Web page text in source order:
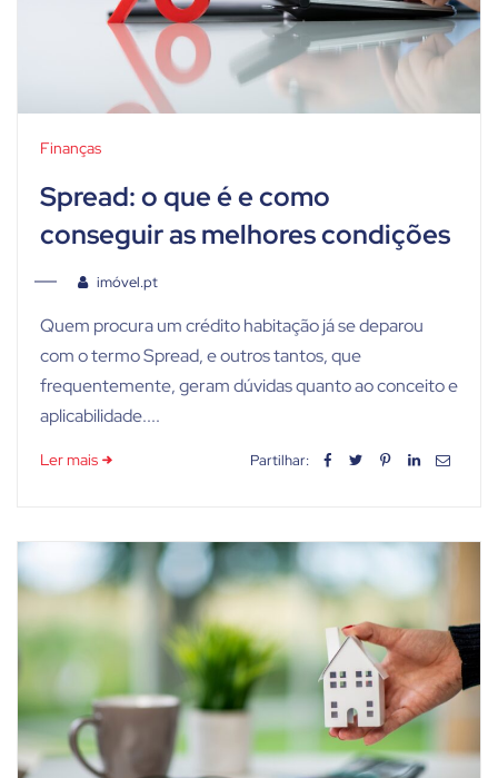
Finanças
Spread: o que é e como
conseguir as melhores condições
imóvel.pt
Quem procura um crédito habitação já se deparou
com o termo Spread, e outros tantos, que
frequentemente, geram dúvidas quanto ao conceito e
aplicabilidade....
Ler mais Partilhar: